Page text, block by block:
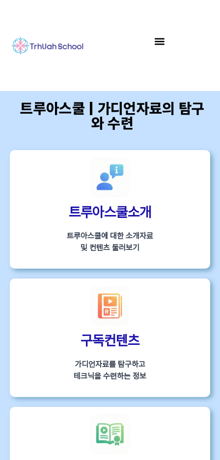
트루아스쿨 | 가디언자료의 탐구
와 수련
트루아스쿨소개
트루아스쿨에 대한 소개자료
및 컨텐츠 둘러보기
구독컨텐츠
가디언자료를 탐구하고
테크닉을 수련하는 정보